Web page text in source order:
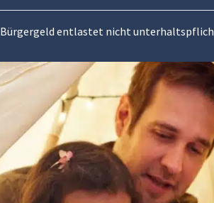
Bürgergeld entlastet nicht